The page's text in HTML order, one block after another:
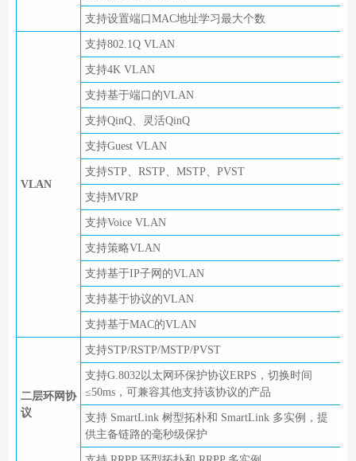
支持设置端口MAC地址学习最大个数
VLAN
支持802.1Q VLAN
支持4K VLAN
支持基于端口的VLAN
支持QinQ、灵活QinQ
支持Guest VLAN
支持STP、RSTP、MSTP、PVST
支持MVRP
支持Voice VLAN
支持策略VLAN
支持基于IP子网的VLAN
支持基于协议的VLAN
支持基于MAC的VLAN
二层环网协
议
支持STP/RSTP/MSTP/PVST
支持G.8032以太网环保护协议ERPS，切换时间
≤50ms，可兼容其他支持该协议的产品
支持 SmartLink 树型拓朴和 SmartLink 多实例，提
供主备链路的毫秒级保护